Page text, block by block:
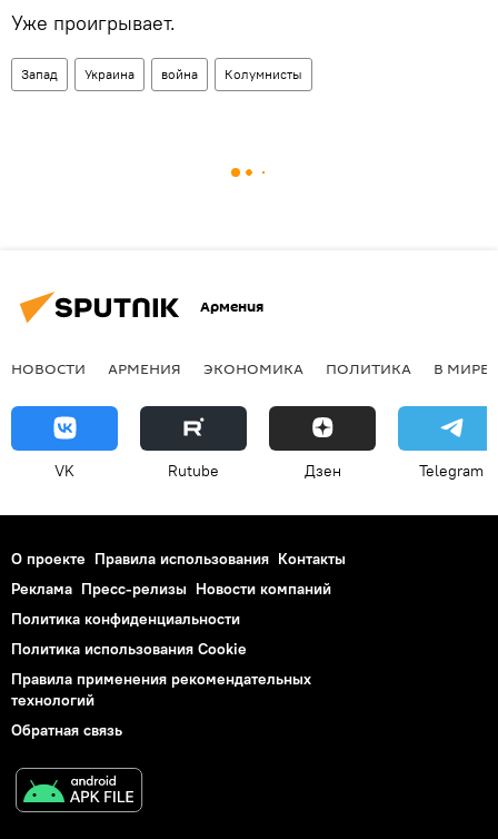
Уже проигрывает.
Запад Украина война Колумнисты
Армения
НОВОСТИ АРМЕНИЯ ЭКОНОМИКА ПОЛИТИКА В МИРЕ
VK Rutube Дзен Telegram
О проекте Правила использования Контакты
Реклама Пресс-релизы Новости компаний
Политика конфиденциальности
Политика использования Cookie
Правила применения рекомендательных
технологий
Обратная связь